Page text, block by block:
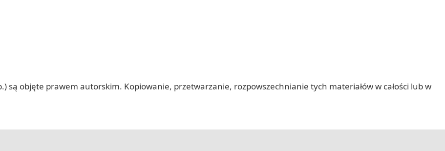
są objęte prawem autorskim. Kopiowanie, przetwarzanie, rozpowszechnianie tych materiałów w całości lub w